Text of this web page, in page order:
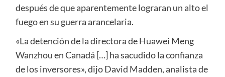
después de que aparentemente lograran un alto el
fuego en su guerra arancelaria.
«La detención de la directora de Huawei Meng
Wanzhou en Canadá […] ha sacudido la confianza
de los inversores», dijo David Madden, analista de